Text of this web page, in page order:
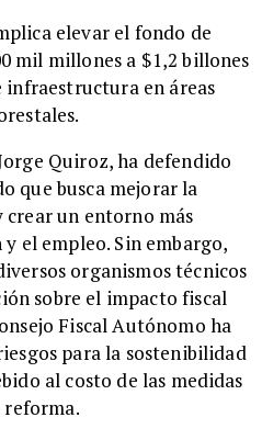
elevar el fondo de
mil millones a $1,2 billones
en áreas
Quiroz, ha defendido
que busca mejorar la
un entorno más
el empleo. Sin embargo,
organismos técnicos
sobre el impacto fiscal
Fiscal Autónomo ha
para la sostenibilidad
al costo de las medidas